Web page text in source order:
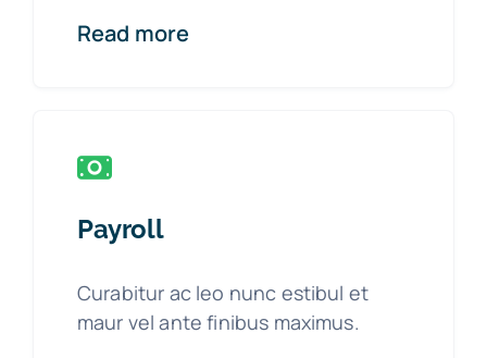
Read more
Payroll
Curabitur ac leo nunc estibul et
maur vel ante finibus maximus.